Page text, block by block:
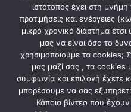
Plastic
Χρώμα Προϊόντος:Λευκό/
ΣΧΕΤΙΚΆ ΠΡΟΪΌΝΤΑ
ιστότοπος έχει στη
προτιμήσεις και ενέργειες
μικρό χρονικό διάστημα
μας να είναι όσο το
χρησιμοποιούμε τα cookies;
μας μαζί σας , τα cookies
συμφωνία και επιλογή έχετε
μπορέσουμε να σας
Κάποια βίντεο που έχουν